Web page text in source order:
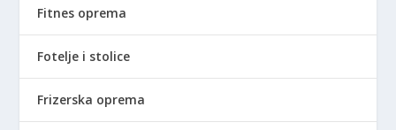
Fitnes oprema
Fotelje i stolice
Frizerska oprema